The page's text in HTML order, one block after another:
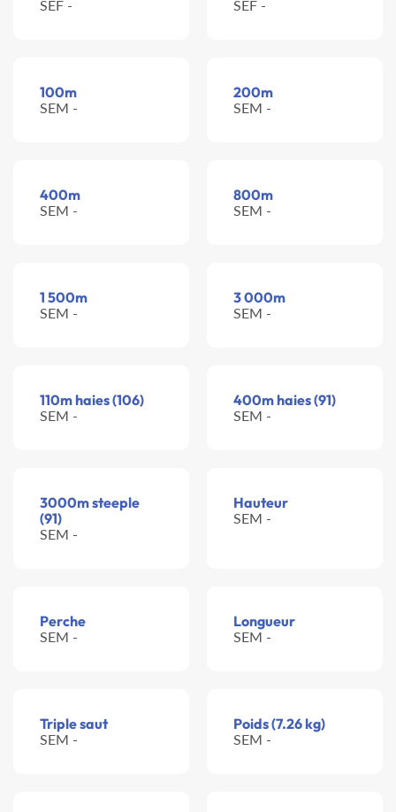
SEF - SEF -
100m
SEM -
200m
SEM -
400m
SEM -
800m
SEM -
1 500m
SEM -
3 000m
SEM -
110m haies (106)
SEM -
400m haies (91)
SEM -
3000m steeple
(91)
SEM -
Hauteur
SEM -
Perche
SEM -
Longueur
SEM -
Triple saut
SEM -
Poids (7.26 kg)
SEM -